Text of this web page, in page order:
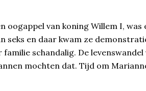
oogappel van koning Willem I,
seks en daar kwam ze
schandalig. De levenswandel
mochten dat. Tijd om